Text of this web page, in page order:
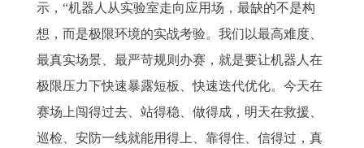
示，“机器人从实验室走向应用场，最缺的不是构
想，而是极限环境的实战考验。我们以最高难度、
最真实场景、最严苛规则办赛，就是要让机器人在
极限压力下快速暴露短板、快速迭代优化。今天在
赛场上闯得过去、站得稳、做得成，明天在救援、
巡检、安防一线就能用得上、靠得住、信得过，真